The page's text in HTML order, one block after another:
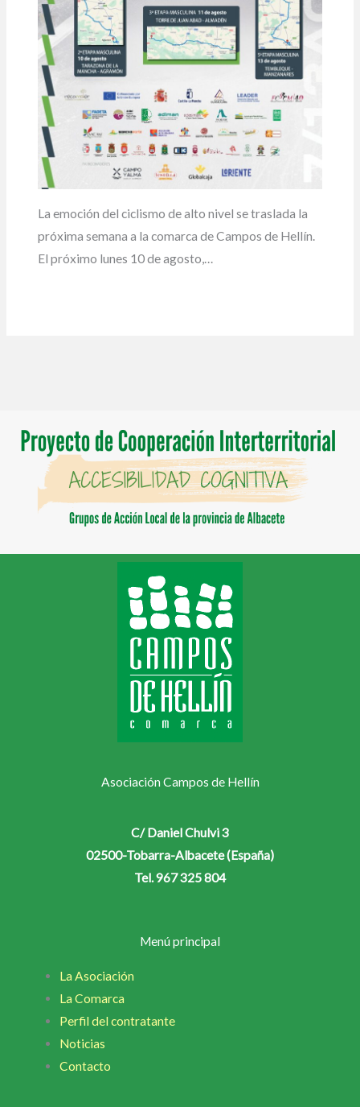
La emoción del ciclismo de alto nivel se traslada la
próxima semana a la comarca de Campos de Hellín.
El próximo lunes 10 de agosto,…
Asociación Campos de Hellín
C/ Daniel Chulvi 3
02500-Tobarra-Albacete (España)
Tel. 967 325 804
Menú principal
La Asociación
La Comarca
Perfil del contratante
Noticias
Contacto